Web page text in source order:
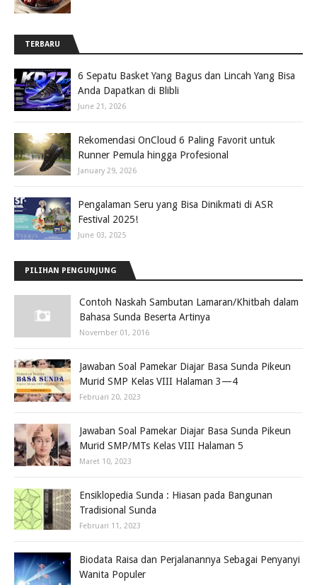
TERBARU
6 Sepatu Basket Yang Bagus dan Lincah Yang Bisa
Anda Dapatkan di Blibli
June 21, 2026
Rekomendasi OnCloud 6 Paling Favorit untuk
Runner Pemula hingga Profesional
January 29, 2026
Pengalaman Seru yang Bisa Dinikmati di ASR
Festival 2025!
June 03, 2025
PILIHAN PENGUNJUNG
Contoh Naskah Sambutan Lamaran/Khitbah dalam
Bahasa Sunda Beserta Artinya
November 01, 2016
Jawaban Soal Pamekar Diajar Basa Sunda Pikeun
Murid SMP Kelas VIII Halaman 3—4
Februari 20, 2023
Jawaban Soal Pamekar Diajar Basa Sunda Pikeun
Murid SMP/MTs Kelas VIII Halaman 5
Maret 10, 2023
Ensiklopedia Sunda : Hiasan pada Bangunan
Tradisional Sunda
Februari 11, 2023
Biodata Raisa dan Perjalanannya Sebagai Penyanyi
Wanita Populer